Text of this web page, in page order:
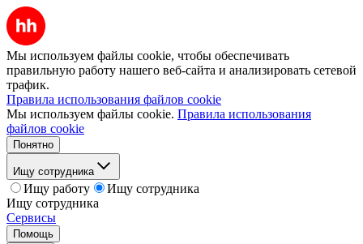
Мы используем файлы cookie, чтобы обеспечивать
правильную работу нашего веб-сайта и анализировать сетевой
трафик.
Правила использования файлов cookie
Мы используем файлы cookie. Правила использования
файлов cookie
Понятно
Ищу сотрудника
Ищу работу
Ищу сотрудника
Ищу сотрудника
Сервисы
Помощь